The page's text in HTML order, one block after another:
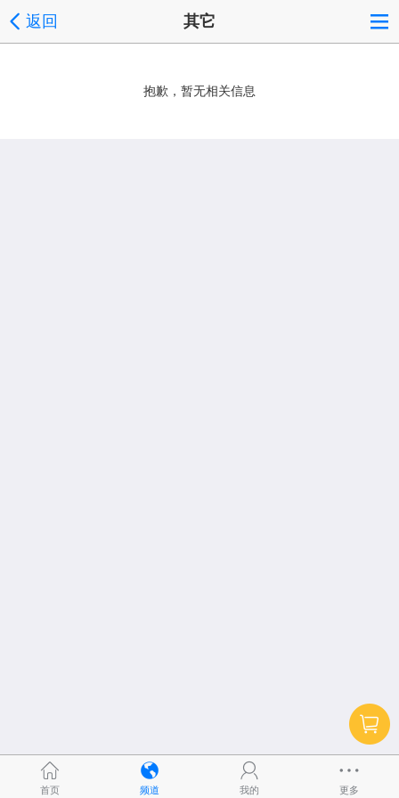
返回 其它
抱歉，暂无相关信息
首页 频道 我的 更多